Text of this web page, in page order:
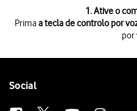
1. Ative o
Primaa tecla de controlo por
por
Diga com as suas próprias palavras
PrimaSAIR
Follow
Social